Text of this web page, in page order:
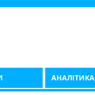
АНАЛІТИКА